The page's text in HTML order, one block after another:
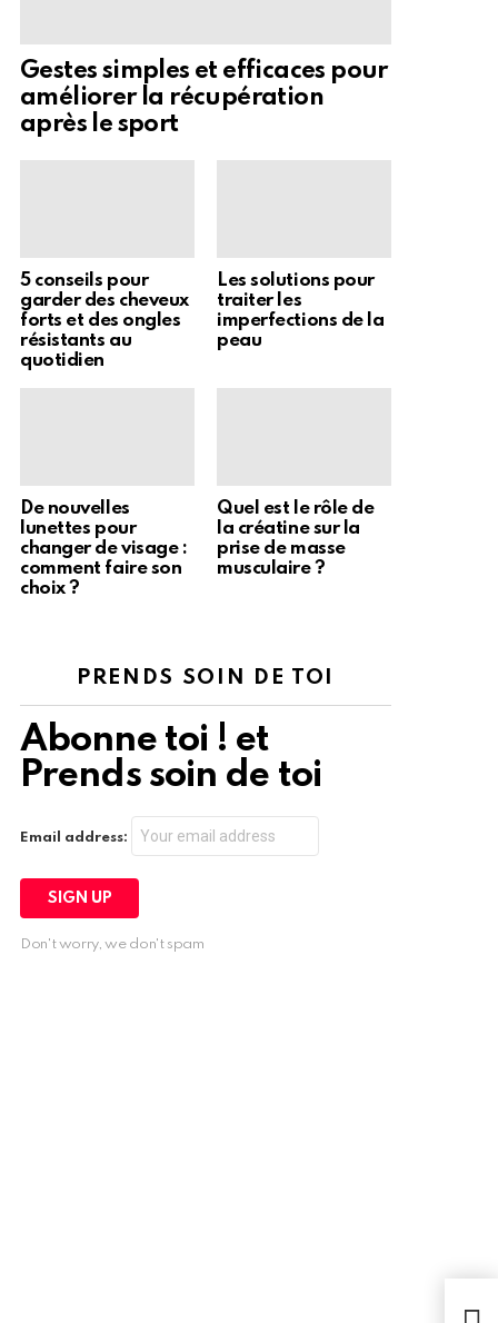
5
Gestes simples et efficaces pour
améliorer la récupération
après le sport
5 conseils pour
garder des cheveux
forts et des ongles
résistants au
quotidien
Les solutions pour
traiter les
imperfections de la
peau
De nouvelles
lunettes pour
changer de visage :
comment faire son
choix ?
Quel est le rôle de
la créatine sur la
prise de masse
musculaire ?
PRENDS SOIN DE TOI
Abonne toi ! et
Prends soin de toi
Email address:
Don't worry, we don't spam